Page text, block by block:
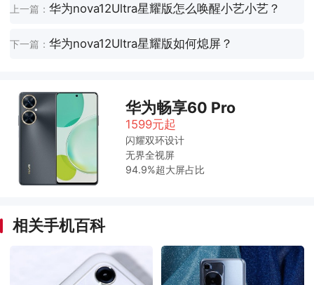
上一篇：华为nova12Ultra星耀版怎么唤醒小艺小艺？
下一篇：华为nova12Ultra星耀版如何熄屏？
华为畅享60 Pro
1599元起
闪耀双环设计
无界全视屏
94.9%超大屏占比
相关手机百科